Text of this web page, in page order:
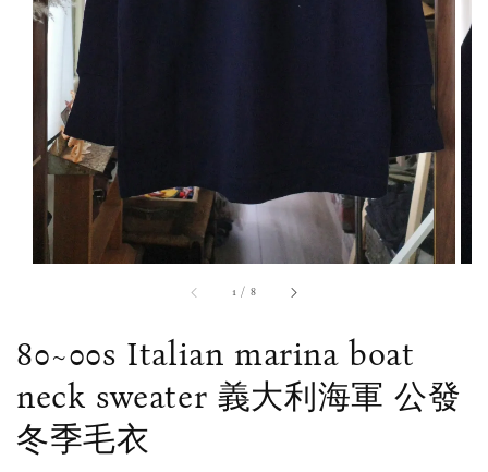
1 / 8
80~00s Italian marina boat
neck sweater 義大利海軍 公發
冬季毛衣